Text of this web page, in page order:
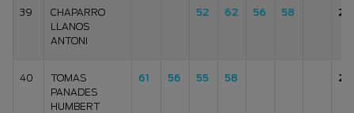
39
CHAPARRO
LLANOS
ANTONI
52 62 56 58
40
TOMAS
PANADES
HUMBERT
61 56 55 58